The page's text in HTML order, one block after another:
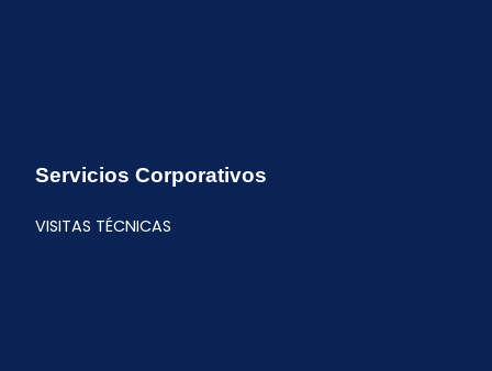
Servicios Corporativos
VISITAS TÉCNICAS